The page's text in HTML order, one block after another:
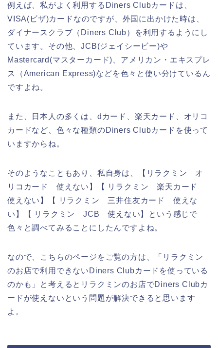
例えば、私がよく利用するDiners Clubカードは、
VISA(ビザ)カードなのですが、外国に出かけた時は、
ダイナースクラブ（Diners Club）を利用するようにし
ています。その他、JCB(ジェイシービー)や
Mastercard(マスターカード)、アメリカン・エキスプレ
ス（American Express)などを色々と使い分けているん
ですよね。
また、日本人の多くは、dカード、楽天カード、オリコ
カードなど、色々な種類のDiners Clubカードを使って
いますからね。
そのようなこともあり、私自身は、【リラクミン オ
リコカード 使えない】【 リラクミン 楽天カード
使えない】【 リラクミン 三井住友カード 使えな
い】【 リラクミン JCB 使えない】という感じで
色々と調べてみることにしたんですよね。
なので、こちらのページをご覧の方は、「リラクミン
のお店で利用できないDiners Clubカードを使っている
のかも」と考えるとリラクミンのお店でDiners Clubカ
ードが使えないという問題が解決できると思います
よ。